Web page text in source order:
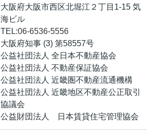
大阪府大阪市西区北堀江２丁目1-15 気
海ビル
TEL:06-6536-5556
大阪府知事 (3) 第58557号
公益社団法人 全日本不動産協会
公益社団法人 不動産保証協会
公益社団法人 近畿圏不動産流通機構
公益社団法人 近畿地区不動産公正取引
協議会
公益財団法人 日本賃貸住宅管理協会